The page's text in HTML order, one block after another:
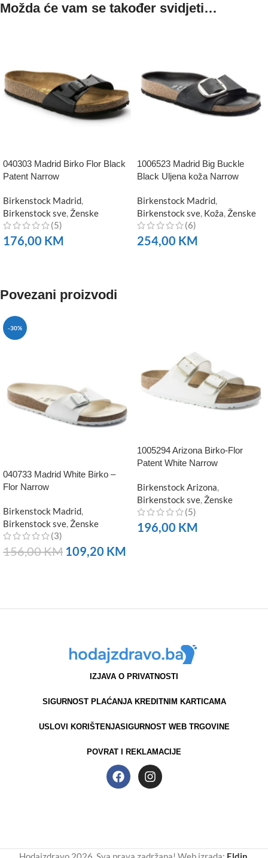
Možda će vam se također svidjeti…
040303 Madrid Birko Flor Black
Patent Narrow
Birkenstock Madrid,
Birkenstock sve, Ženske
(5)
176,00 KM
1006523 Madrid Big Buckle
Black Uljena koža Narrow
Birkenstock Madrid,
Birkenstock sve, Koža, Ženske
(6)
254,00 KM
Povezani proizvodi
-30%
040733 Madrid White Birko –
Flor Narrow
Birkenstock Madrid,
Birkenstock sve, Ženske
(3)
156,00KM 109,20 KM
1005294 Arizona Birko-Flor
Patent White Narrow
Birkenstock Arizona,
Birkenstock sve, Ženske
(5)
196,00 KM
IZJAVA O PRIVATNOSTI
SIGURNOST PLAĆANJA KREDITNIM KARTICAMA
USLOVI KORIŠTENJASIGURNOST WEB TRGOVINE
POVRAT I REKLAMACIJE